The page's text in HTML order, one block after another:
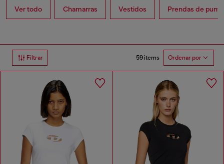
Ver todo Chamarras Vestidos Prendas de punto
Filtrar 59 items Ordenar por